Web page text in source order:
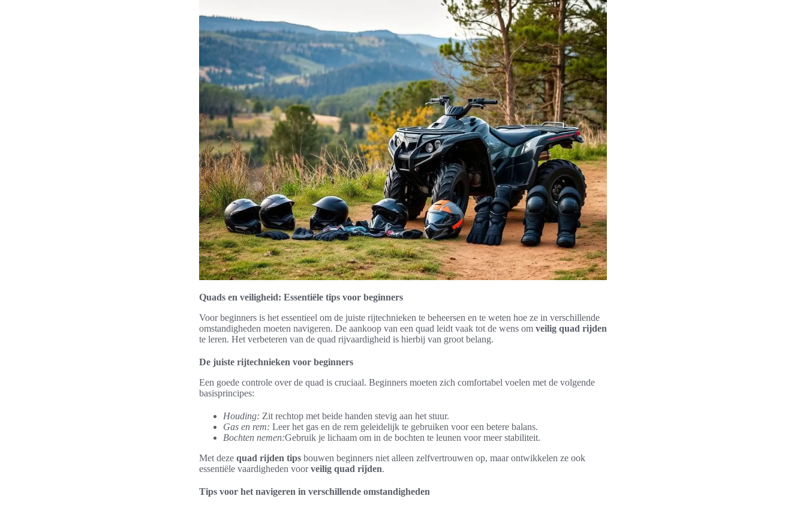
Quads en veiligheid: Essentiële tips voor beginners
Voor beginners is het essentieel om de juiste rijtechnieken te beheersen en te weten hoe ze in verschillende
omstandigheden moeten navigeren. De aankoop van een quad leidt vaak tot de wens om veilig quad rijden
te leren. Het verbeteren van de quad rijvaardigheid is hierbij van groot belang.
De juiste rijtechnieken voor beginners
Een goede controle over de quad is cruciaal. Beginners moeten zich comfortabel voelen met de volgende
basisprincipes:
Houding: Zit rechtop met beide handen stevig aan het stuur.
Gas en rem: Leer het gas en de rem geleidelijk te gebruiken voor een betere balans.
Bochten nemen:Gebruik je lichaam om in de bochten te leunen voor meer stabiliteit.
Met deze quad rijden tips bouwen beginners niet alleen zelfvertrouwen op, maar ontwikkelen ze ook
essentiële vaardigheden voorveilig quad rijden.
Tips voor het navigeren in verschillende omstandigheden